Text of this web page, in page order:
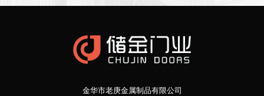
金华市老庚金属制品有限公司